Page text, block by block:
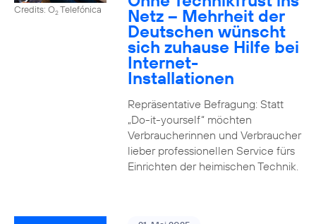
Credits: O2Telefónica Netz – Mehrheit der
Deutschen wünscht
sich zuhause Hilfe bei
Internet-
Installationen
Repräsentative Befragung: Statt
„Do-it-yourself“ möchten
Verbraucherinnen und Verbraucher
lieber professionellen Service fürs
Einrichten der heimischen Technik.